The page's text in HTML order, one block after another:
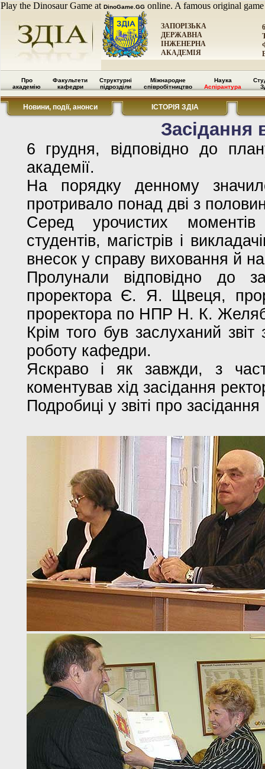
Play the Dinosaur Game at DinoGame.GG online. A famous original
ЗАПОРІЗЬКА
ДЕРЖАВНА
ІНЖЕНЕРНА
АКАДЕМІЯ
Про
академію
Факультети
кафедри
Структурні
підрозділи
Міжнародне
співробітництво
Наука
Аспірантура
Новини, події, анонси ІСТОРІЯ ЗДІА
Засідання
6 грудня, відповідно до
академії.
На порядку денному
протривало понад дві з
Серед урочистих
студентів, магістрів і
внесок у справу виховання й
Пролунали відповідно до
проректора Є. Я. Щвеця,
проректора по НПР Н. К.
Крім того був заслуханий
роботу кафедри.
Яскраво і як завжди, з
коментував хід засідання
Подробиці у звіті про